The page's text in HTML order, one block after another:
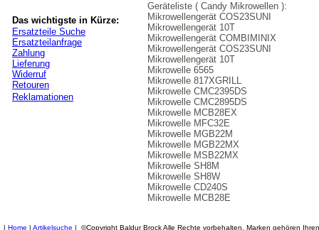
Das wichtigste in Kürze:
Ersatzteile Suche
Ersatzteilanfrage
Zahlung
Lieferung
Widerruf
Retouren
Reklamationen
Geräteliste ( Candy Mikrowellen ):
Mikrowellengerät COS23SUNI
Mikrowellengerät 10T
Mikrowellengerät COMBIMINIX
Mikrowellengerät COS23SUNI
Mikrowellengerät 10T
Mikrowelle 6565
Mikrowelle 817XGRILL
Mikrowelle CMC2395DS
Mikrowelle CMC2895DS
Mikrowelle MCB28EX
Mikrowelle MFC32E
Mikrowelle MGB22M
Mikrowelle MGB22MX
Mikrowelle MSB22MX
Mikrowelle SH8M
Mikrowelle SH8W
Mikrowelle CD240S
Mikrowelle MCB28E
| Home | Artikelsuche | ©Copyright Baldur Brock Alle Rechte vorbehalten. Marken gehören